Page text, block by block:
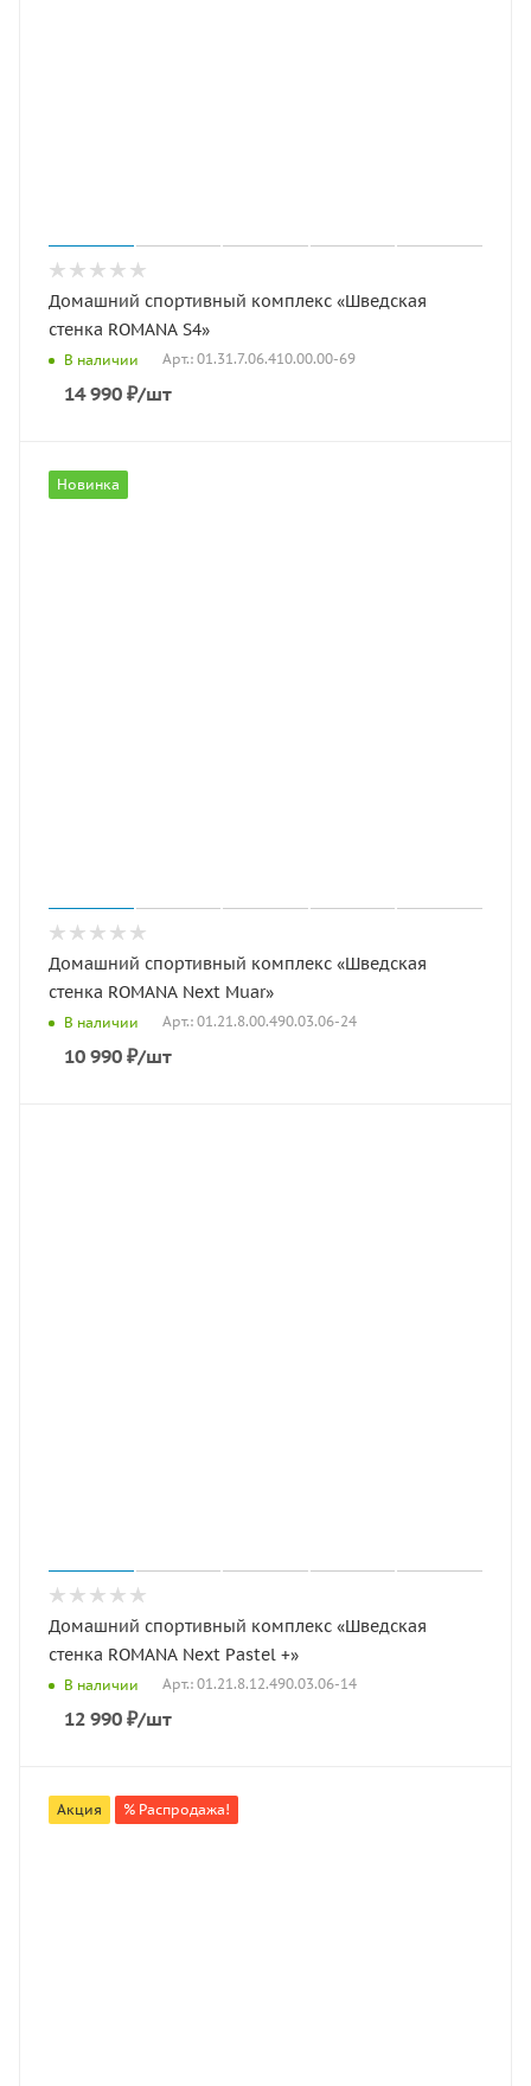
Домашний спортивный комплекс «Шведская
стенка ROMANA S4»
В наличии Арт.: 01.31.7.06.410.00.00-69
14 990 ₽/шт
Новинка
Домашний спортивный комплекс «Шведская
стенка ROMANA Next Muar»
В наличии Арт.: 01.21.8.00.490.03.06-24
10 990 ₽/шт
Домашний спортивный комплекс «Шведская
стенка ROMANA Next Pastel +»
В наличии Арт.: 01.21.8.12.490.03.06-14
12 990 ₽/шт
Акция % Распродажа!